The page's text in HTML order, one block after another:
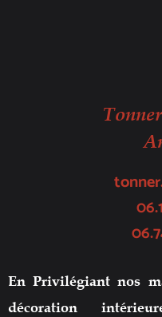
En Privilégiant nos
décoration